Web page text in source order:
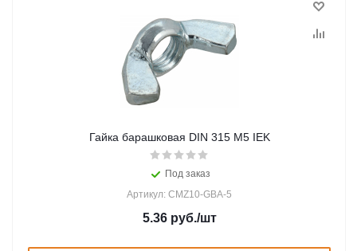
Гайка барашковая DIN 315 М5 IEK
Под заказ
Артикул: CMZ10-GBA-5
5.36руб./шт